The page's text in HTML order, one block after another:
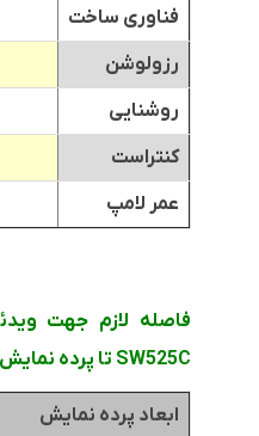
فناوری ساخت
رزولوشن
روشنایی
کنتراست
عمر لامپ
SW525C تا پرده نمایش
ابعاد پرده نمایش